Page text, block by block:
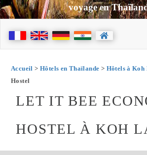
voyage en
Accueil > Hôtels en Thaïlande > Hôtels à Koh
Hostel
LET IT BEE
HOSTEL À KOH